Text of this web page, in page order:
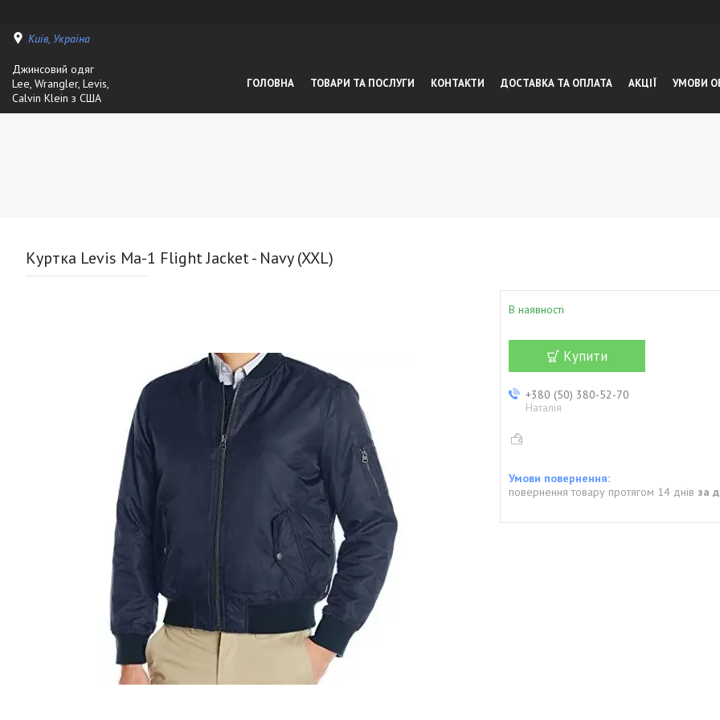
Київ, Україна
Джинсовий одяг
Lee, Wrangler, Levis,
Calvin Klein з США
ГОЛОВНА ТОВАРИ ТА ПОСЛУГИ КОНТАКТИ ДОСТАВКА ТА ОПЛАТА АКЦІЇ УМОВИ
Куртка Levis Ma-1 Flight Jacket - Navy (XXL)
В наявності
Купити
+380 (50) 380-52-70
Наталія
повернення товару протягом 14 днів за